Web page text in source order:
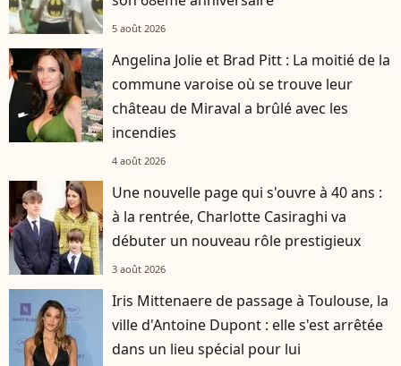
5 août 2026
Angelina Jolie et Brad Pitt : La moitié de la
commune varoise où se trouve leur
château de Miraval a brûlé avec les
incendies
4 août 2026
Une nouvelle page qui s'ouvre à 40 ans :
à la rentrée, Charlotte Casiraghi va
débuter un nouveau rôle prestigieux
3 août 2026
Iris Mittenaere de passage à Toulouse, la
ville d'Antoine Dupont : elle s'est arrêtée
dans un lieu spécial pour lui